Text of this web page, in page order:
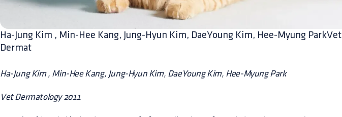
Ha-Jung Kim , Min-Hee Kang, Jung-Hyun Kim, DaeYoung Kim, Hee-Myung ParkVet
Dermat
Ha-Jung Kim , Min-Hee Kang, Jung-Hyun Kim, DaeYoung Kim, Hee-Myung Park
Vet Dermatology 2011